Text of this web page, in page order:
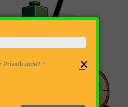
Privatkunde?